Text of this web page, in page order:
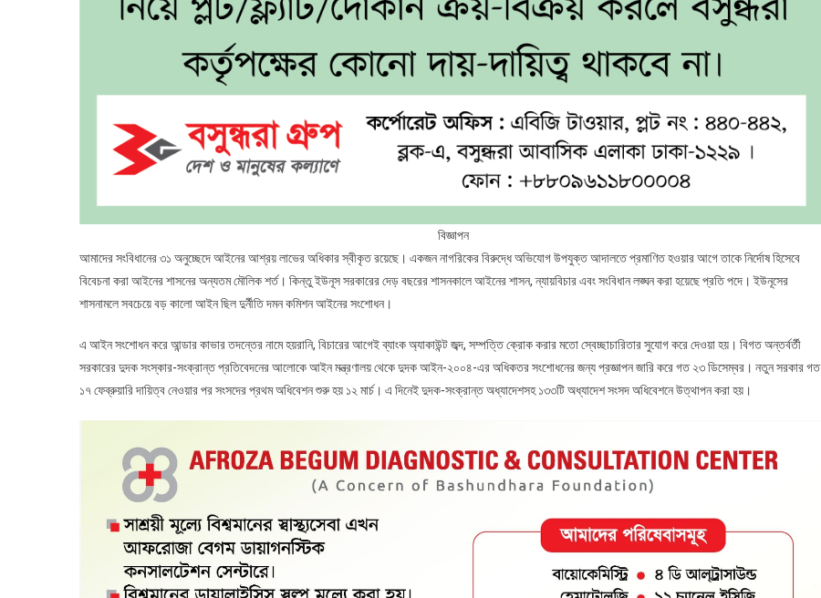
বিজ্ঞাপন
আমাদের সংবিধানের ৩১ অনুচ্ছেদে আইনের আশ্রয় লাভের অধিকার স্বীকৃত রয়েছে। একজন নাগরিকের বিরুদ্ধে অভিযোগ উপযুক্ত আদালতে প্রমাণিত হওয়ার আগে তাকে নির্দোষ হিসেবে
বিবেচনা করা আইনের শাসনের অন্যতম মৌলিক শর্ত। কিন্তু ইউনূস সরকারের দেড় বছরের শাসনকালে আইনের শাসন, ন্যায়বিচার এবং সংবিধান লঙ্ঘন করা হয়েছে প্রতি পদে। ইউনূসের
শাসনামলে সবচেয়ে বড় কালো আইন ছিল দুর্নীতি দমন কমিশন আইনের সংশোধন।
এ আইন সংশোধন করে আন্ডার কাভার তদন্তের নামে হয়রানি, বিচারের আগেই ব্যাংক অ্যাকাউন্ট জব্দ, সম্পত্তি ক্রোক করার মতো স্বেচ্ছাচারিতার সুযোগ করে দেওয়া হয়। বিগত অন্তর্বর্তী
সরকারের দুদক সংস্কার-সংক্রান্ত প্রতিবেদনের আলোকে আইন মন্ত্রণালয় থেকে দুদক আইন-২০০৪-এর অধিকতর সংশোধনের জন্য প্রজ্ঞাপন জারি করে গত ২৩ ডিসেম্বর। নতুন সরকার গত
১৭ ফেব্রুয়ারি দায়িত্ব নেওয়ার পর সংসদের প্রথম অধিবেশন শুরু হয় ১২ মার্চ। এ দিনেই দুদক-সংক্রান্ত অধ্যাদেশসহ ১৩৩টি অধ্যাদেশ সংসদ অধিবেশনে উত্থাপন করা হয়।